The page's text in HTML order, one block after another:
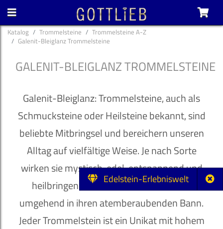
Edelstein-Erlebniswelt
Katalog Trommelsteine
Trommelsteine A-Z
Galenit-Bleiglanz Trommelsteine
GALENIT-BLEIGLANZ TROMMELSTEINE
Galenit-Bleiglanz: Trommelsteine, auch als
Schmucksteine oder Heilsteine bekannt, sind
beliebte Mitbringsel und bereichern unseren
Alltag auf vielfältige Weise. Je nach Sorte
wirken sie mystisch, edel, entspannend und
heilbringend und ziehen ihren Besitzer
umgehend in ihren atemberaubenden Bann.
Jeder Trommelstein ist ein Unikat mit hohem